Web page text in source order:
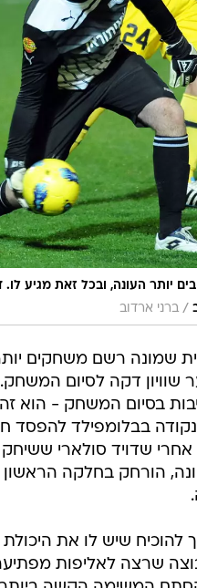
יותר העונה, ובכל זאת מגיע לו.
/ ברני ארדוב
שמונה רשם משחקים
שוויון דקה לסיום
בסיום המשחק - הוא
בבלומפילד להפסד
אחרי שדויד סולארי
הורחק בחלקה
להוכיח שיש לו את
שרצה לאליפות